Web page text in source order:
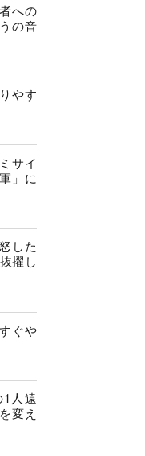
への
の音
やす
サイ
」に
した
擢し
ぐや
人遠
変え